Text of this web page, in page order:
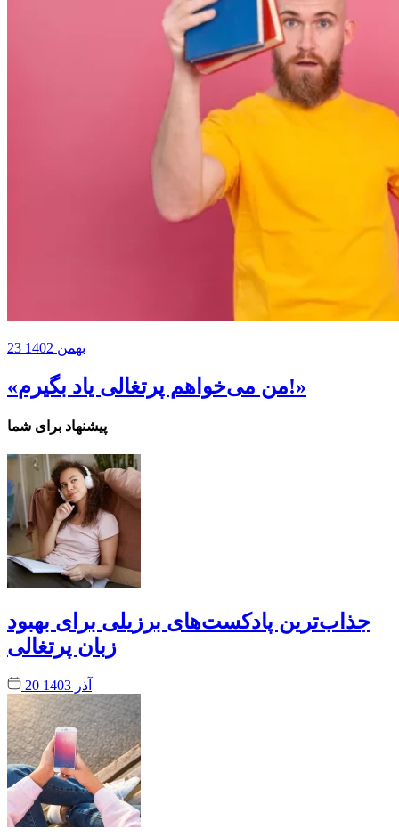
23 بهمن 1402
«من می‌خواهم پرتغالی یاد بگیرم!»
پیشنهاد برای شما
جذاب‌ترین پادکست‌های برزیلی برای بهبود
زبان پرتغالی
20 آذر 1403